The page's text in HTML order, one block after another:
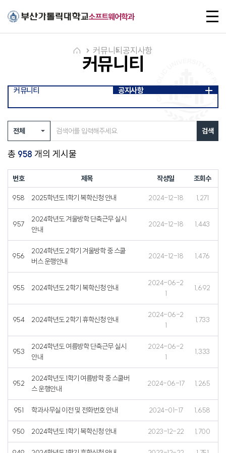
소프트웨어학과
전
체
메
커뮤니티
커뮤니티 공지사항
커뮤니티 공지사항
검색
총 958 개의 게시물
번호 제목 작성일 조회수
958 2025학년도 1학기 복학신청 안내 2024-12-18 1,271
957
2024학년도 겨울방학 단축근무 실시
안내
2024-12-18 1,443
956
2024학년도 2학기 겨울방학 중 스쿨
버스 운행안내
2024-12-18 1,476
955 2024학년도 2학기 복학신청 안내
2024-06-2
1
1,692
954 2024학년도 2학기 휴학신청 안내
2024-06-2
1
1,733
953
2024학년도 여름방학 단축근무 실시
안내
2024-06-2
1
1,333
952
2024학년도 1학기 여름방학 중 스쿨버
스 운행안내
2024-06-17 1,265
951 학과사무실 이전 및 전화번호 안내 2024-01-17 1,658
950 2024학년도 1학기 복학신청 안내 2023-12-22 1,700